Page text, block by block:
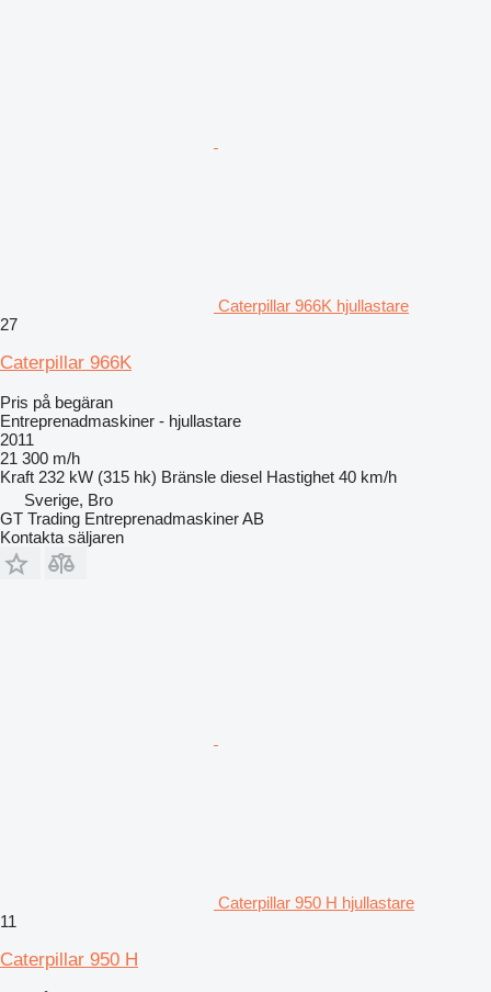
Caterpillar 966K hjullastare
27
Caterpillar 966K
Pris på begäran
Entreprenadmaskiner - hjullastare
2011
21 300 m/h
Kraft 232 kW (315 hk) Bränsle diesel Hastighet 40 km/h
Sverige, Bro
GT Trading Entreprenadmaskiner AB
Kontakta säljaren
Caterpillar 950 H hjullastare
11
Caterpillar 950 H